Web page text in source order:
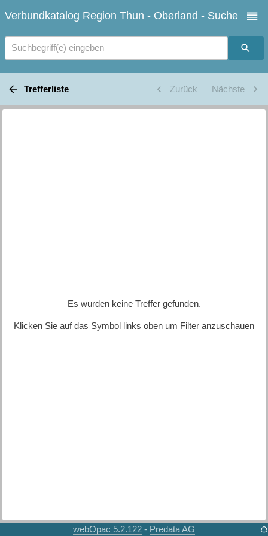
Verbundkatalog Region Thun - Oberland - Suche
Suchbegriff(e) eingeben
Trefferliste Zurück Nächste
Es wurden keine Treffer gefunden.
Klicken Sie auf das Symbol links oben um Filter anzuschauen
webOpac 5.2.122 - Predata AG